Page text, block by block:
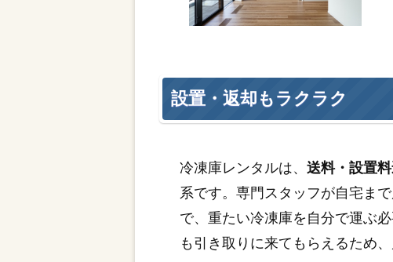
設置・返却もラクラク
冷凍庫レンタルは、送料・設置
系です。専門スタッフが自宅ま
で、重たい冷凍庫を自分で運ぶ
も引き取りに来てもらえるため